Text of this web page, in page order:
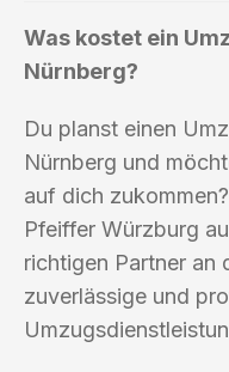
Was kostet ein
Nürnberg?
Du planst einen
Nürnberg und
auf dich
Pfeiffer Würzburg
richtigen Partner an
zuverlässige und